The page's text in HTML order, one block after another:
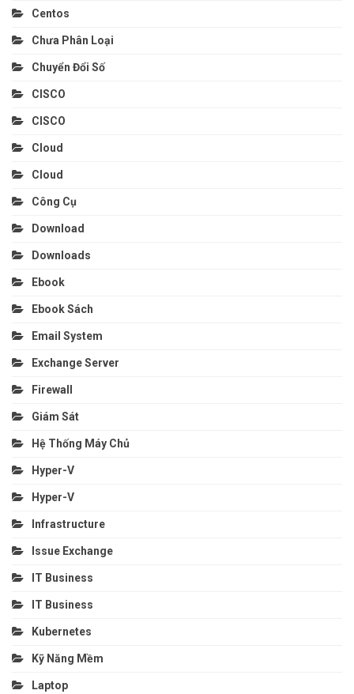
Centos
Chưa Phân Loại
Chuyển Đổi Số
CISCO
CISCO
Cloud
Cloud
Công Cụ
Download
Downloads
Ebook
Ebook Sách
Email System
Exchange Server
Firewall
Giám Sát
Hệ Thống Máy Chủ
Hyper-V
Hyper-V
Infrastructure
Issue Exchange
IT Business
IT Business
Kubernetes
Kỹ Năng Mềm
Laptop